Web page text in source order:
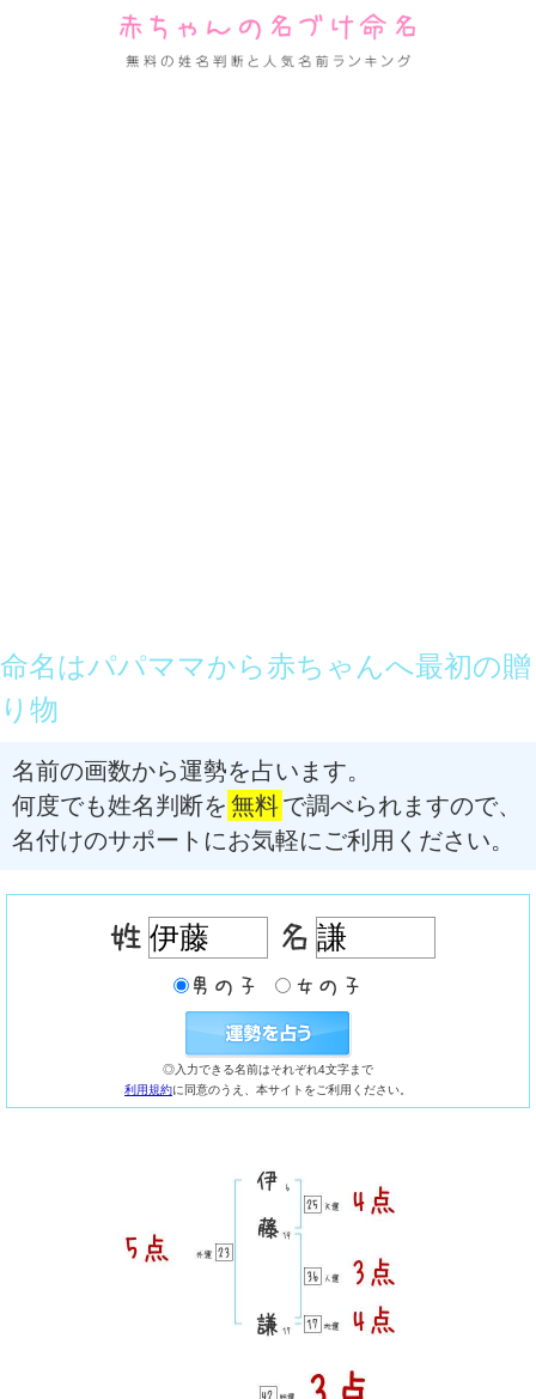
命名はパパママから赤ちゃんへ最初の贈
り物
名前の画数から運勢を占います。
何度でも姓名判断を 無料で調べられますので、
名付けのサポートにお気軽にご利用ください。
◎入力できる名前はそれぞれ4文字まで
利用規約に同意のうえ、本サイトをご利用ください。